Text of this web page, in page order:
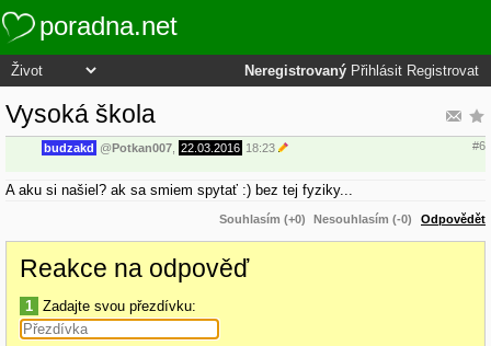
poradna.net
Neregistrovaný Přihlásit Registrovat
Vysoká škola
budzakd @Potkan007 22.03.2016 18:23 #6
A aku si našiel? ak sa smiem spytať :) bez tej fyziky...
Souhlasím (+0) Nesouhlasím (-0) Odpovědět
Reakce na odpověď
1 Zadajte svou přezdívku: